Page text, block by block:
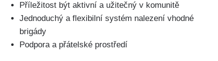
Příležitost být aktivní a užitečný v komunitě
Jednoduchý a flexibilní systém nalezení vhodné
brigády
Podpora a přátelské prostředí